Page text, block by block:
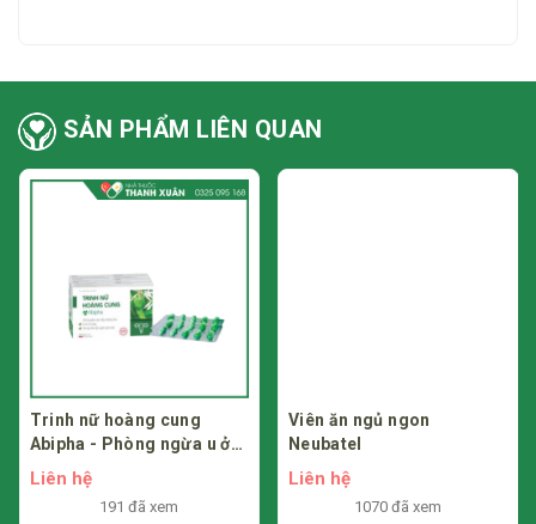
SẢN PHẨM LIÊN QUAN
Trinh nữ hoàng cung
Abipha - Phòng ngừa u ở
phụ nữ
Liên hệ
191 đã xem
Viên ăn ngủ ngon
Neubatel
Liên hệ
1070 đã xem